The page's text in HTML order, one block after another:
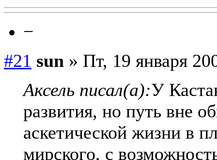
−
#21 sun » Пт, 19 января
Аксель писал(а):У
развития, но путь вне
аскетической жизни в
мирского, с